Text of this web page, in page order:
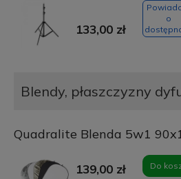
133,00 zł
o
Blendy, płaszczyzny
Quadralite Blenda 5w1
139,00 zł Do